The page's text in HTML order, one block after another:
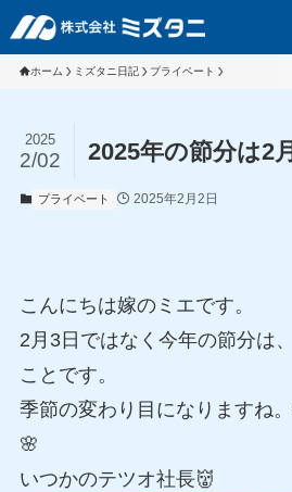
ホーム ミズタニ日記 プライベート
2025年の節分は2
2025
2/02
プライベート 2025年2月2日
こんにちは嫁のミエです。
2月3日ではなく今年の節分は
ことです。
季節の変わり目になりますね
🌸
いつかのテツオ社長👹